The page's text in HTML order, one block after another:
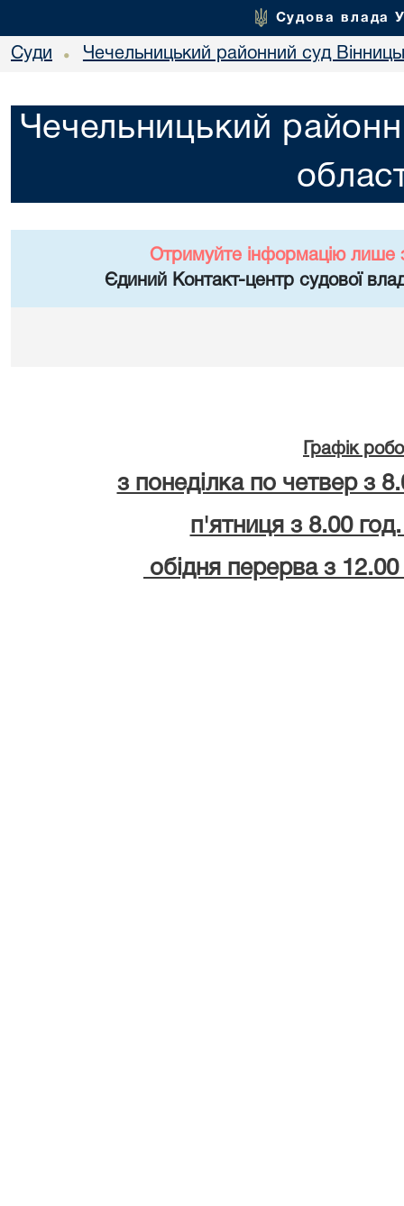
Судова влада
Суди • Чечельницький районний суд
Чечельницький
Отримуйте інформацію лише
Єдиний Контакт-центр судової
Графік
з понеділка по четвер з
п'ятниця з 8.00
обідня перерва з